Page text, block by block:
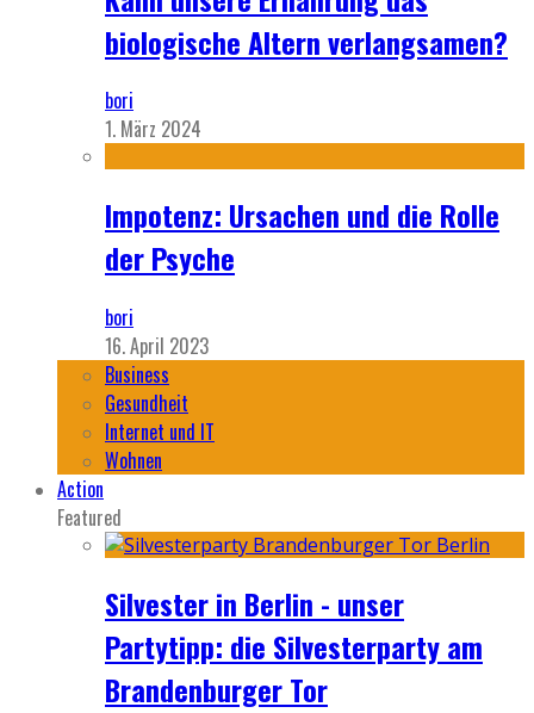
biologische Altern verlangsamen?
bori
1. März 2024
Impotenz: Ursachen und die Rolle
der Psyche
bori
16. April 2023
Business
Gesundheit
Internet und IT
Wohnen
Action
Featured
Silvester in Berlin - unser
Partytipp: die Silvesterparty am
Brandenburger Tor